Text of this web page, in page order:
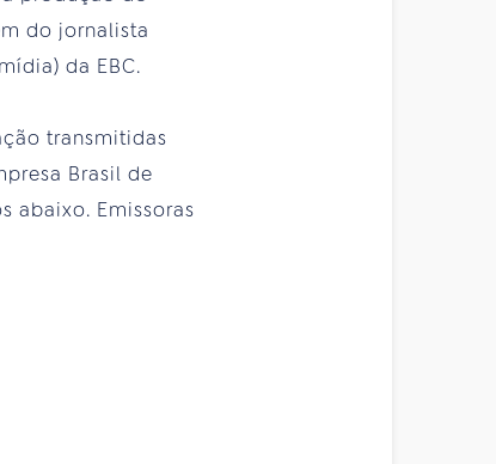
do jornalista
da EBC.
transmitidas
Brasil de
abaixo. Emissoras